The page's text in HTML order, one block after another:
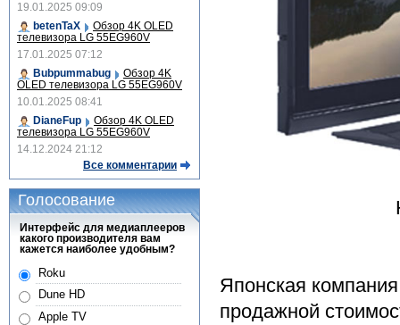
Японская
продажной
19.01.2025 09:09
betenTaX
Обзор 4K OLED
телевизора LG 55EG960V
17.01.2025 07:12
Bubpummabug
Обзор 4K
OLED телевизора LG 55EG960V
10.01.2025 08:41
DianeFup
Обзор 4K OLED
телевизора LG 55EG960V
14.12.2024 21:12
Все комментарии
Голосование
Интерфейс для медиаплееров
какого производителя вам
кажется наиболее удобным?
Roku
Dune HD
Apple TV